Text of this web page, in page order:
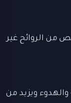
الروائح غير
ويزيد من